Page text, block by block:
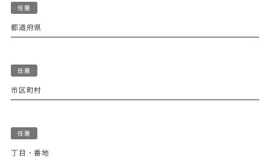
都道府県
市区町村
丁目・番地